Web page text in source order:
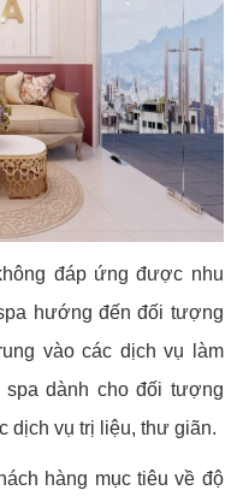
đáp ứng được nhu
hướng đến đối tượng
vào các dịch vụ làm
spa dành cho đối tượng
dịch vụ trị liệu, thư giãn.
hàng mục tiêu về độ